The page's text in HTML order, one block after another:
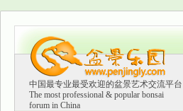
中国最专业最受欢迎的盆景艺术交流平台
The most professional & popular bonsai
forum in China